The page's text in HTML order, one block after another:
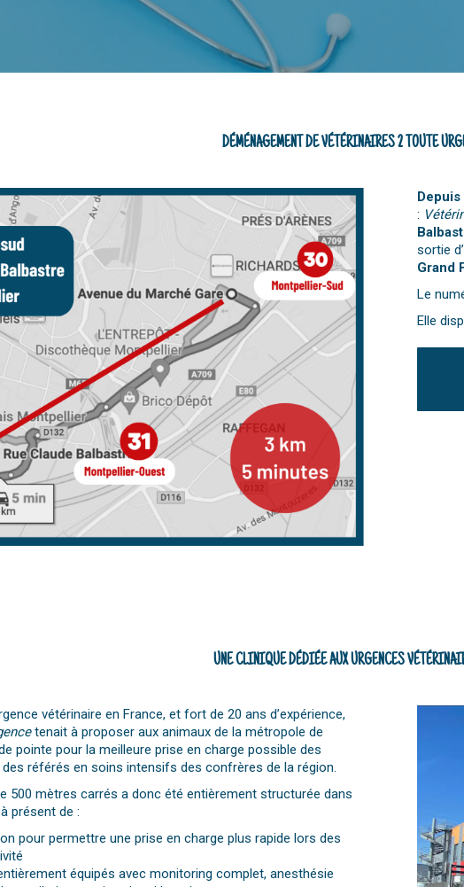
DÉMÉNAGEMENT DE VÉTÉRINAIRES 2 TOUTE
:
sortie
Grand
Le
Elle
UNE CLINIQUE DÉDIÉE AUX URGENCES
vétérinaire en France, et fort de 20 ans d’expérience,
tenait à proposer aux animaux de la métropole de
pointe pour la meilleure prise en charge possible des
référés en soins intensifs des confrères de la région.
500 mètres carrés a donc été entièrement structurée dans
présent de :
pour permettre une prise en charge plus rapide lors des
équipés avec monitoring complet, anesthésie